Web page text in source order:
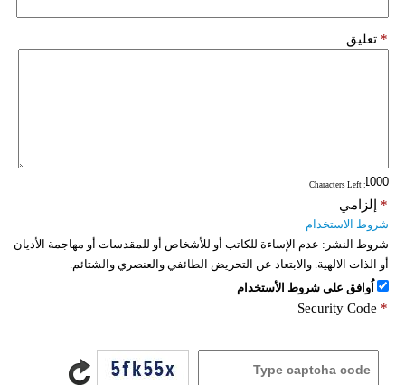
تعليق *
: Characters Left
إلزامي *
شروط الاستخدام
شروط النشر: عدم الإساءة للكاتب أو للأشخاص أو للمقدسات أو مهاجمة الأديان
أو الذات الالهية. والابتعاد عن التحريض الطائفي والعنصري والشتائم.
اُوافق على شروط الأستخدام
Security Code *